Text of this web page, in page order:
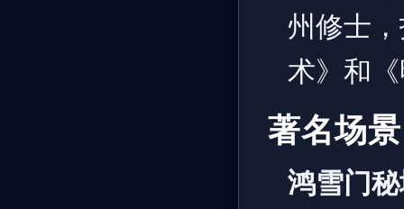
州修士
术》和
著名场景
鸿雪门